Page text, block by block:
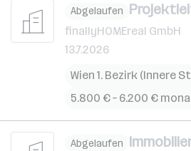
Abgelaufen
finallyHOMEreal GmbH
13.7.2026
Wien 1. Bezirk (Innere
5.800 € – 6.200 €
Abgelaufen